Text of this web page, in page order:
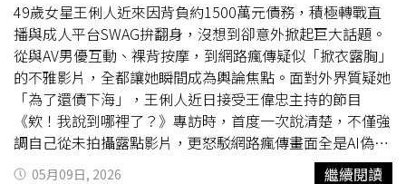
49歲女星王俐人近來因背負約1500萬元債務，積極轉戰直
播與成人平台SWAG拚翻身，沒想到卻意外掀起巨大話題。
從與AV男優互動、裸背按摩，到網路瘋傳疑似「掀衣露胸」
的不雅影片，全都讓她瞬間成為輿論焦點。面對外界質疑她
「為了還債下海」，王俐人近日接受王偉忠主持的節目
《欸！我說到哪裡了？》專訪時，首度一次說清楚，不僅強
調自己從未拍攝露點影片，更怒駁網路瘋傳畫面全是AI偽
造，「現在AI真的很厲害，我怎麼可能做那麼stupid（愚
05月09日, 2026 繼續閱讀